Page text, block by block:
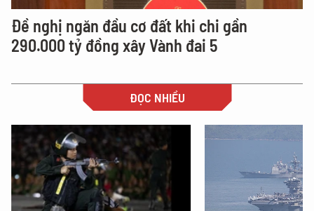
Đề nghị ngăn đầu cơ đất khi chi gần
290.000 tỷ đồng xây Vành đai 5
ĐỌC NHIỀU